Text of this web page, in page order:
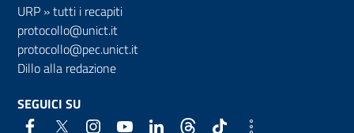
URP »tutti i recapiti
protocollo@unict.it
protocollo@pec.unict.it
Dillo alla redazione
SEGUICI SU